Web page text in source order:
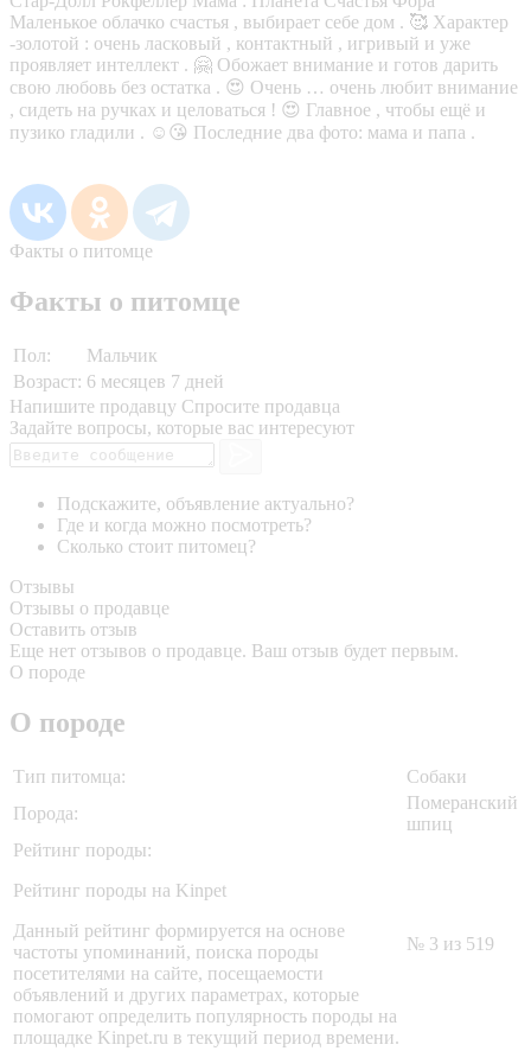
Маленькое облачко счастья , выбирает себе дом . 🥰 Характер
-золотой : очень ласковый , контактный , игривый и уже
проявляет интеллект . 🤗 Обожает внимание и готов дарить
свою любовь без остатка . 😍 Очень … очень любит внимание
, сидеть на ручках и целоваться ! 😍 Главное , чтобы ещё и
пузико гладили . ☺️😘 Последние два фото: мама и папа .
Факты о питомце
Факты о питомце
Пол:
Мальчик
Возраст: 6 месяцев 7 дней
Напишите продавцу Спросите продавца
Задайте вопросы, которые вас интересуют
Подскажите, объявление актуально?
Где и когда можно посмотреть?
Сколько стоит питомец?
Отзывы
Отзывы о продавце
Оставить отзыв
Еще нет отзывов о продавце. Ваш отзыв будет первым.
О породе
О породе
Тип питомца:
Собаки
Порода:
Померанский
шпиц
Рейтинг породы:
Рейтинг породы на Kinpet
Данный рейтинг формируется на основе
частоты упоминаний, поиска породы
посетителями на сайте, посещаемости
объявлений и других параметрах, которые
помогают определить популярность породы на
площадке Kinpet.ru в текущий период времени.
№ 3 из 519